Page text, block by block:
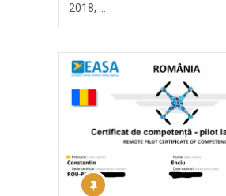
2018, …